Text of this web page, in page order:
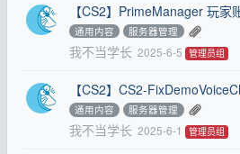
【CS2】PrimeManager 玩家
通用内容 服务器管理
我不当学长 2025-6-5 管理员组
【CS2】CS2-
通用内容 服务器管理
我不当学长 2025-6-1 管理员组